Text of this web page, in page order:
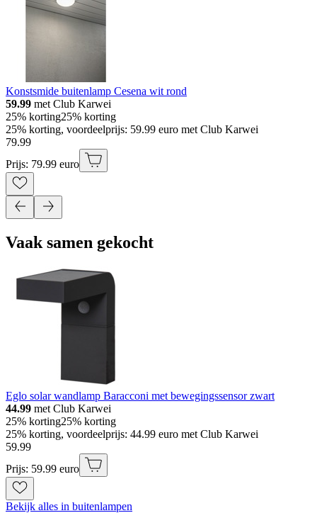
Konstsmide buitenlamp Cesena wit rond
59.99 met Club Karwei
25% korting25% korting
25% korting, voordeelprijs: 59.99 euro met Club Karwei
79.99
Prijs: 79.99 euro
Vaak samen gekocht
Eglo solar wandlamp Baracconi met bewegingssensor zwart
44.99 met Club Karwei
25% korting25% korting
25% korting, voordeelprijs: 44.99 euro met Club Karwei
59.99
Prijs: 59.99 euro
Bekijk alles in buitenlampen